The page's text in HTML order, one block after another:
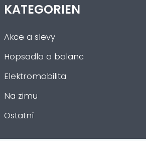
KATEGORIEN
Akce a slevy
Hopsadla a balanc
Elektromobilita
Na zimu
Ostatní